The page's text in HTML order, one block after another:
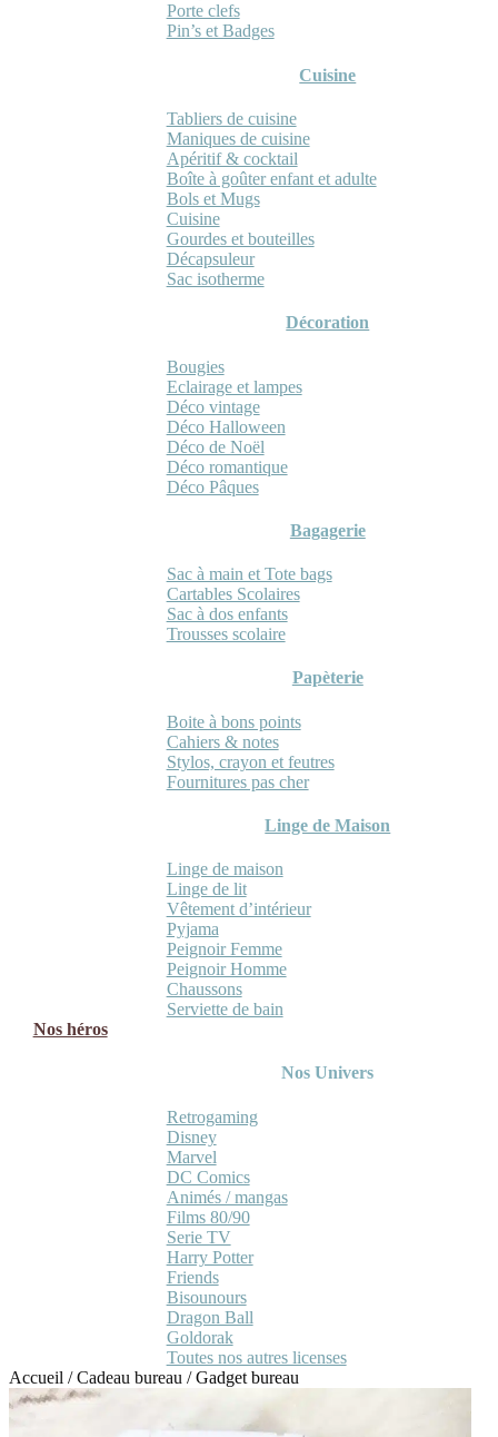
Porte clefs
Pin’s et Badges
Cuisine
Tabliers de cuisine
Maniques de cuisine
Apéritif & cocktail
Boîte à goûter enfant et adulte
Bols et Mugs
Cuisine
Gourdes et bouteilles
Décapsuleur
Sac isotherme
Décoration
Bougies
Eclairage et lampes
Déco vintage
Déco Halloween
Déco de Noël
Déco romantique
Déco Pâques
Bagagerie
Sac à main et Tote bags
Cartables Scolaires
Sac à dos enfants
Trousses scolaire
Papèterie
Boite à bons points
Cahiers & notes
Stylos, crayon et feutres
Fournitures pas cher
Linge de Maison
Linge de maison
Linge de lit
Vêtement d’intérieur
Pyjama
Peignoir Femme
Peignoir Homme
Chaussons
Serviette de bain
Nos héros
Nos Univers
Retrogaming
Disney
Marvel
DC Comics
Animés / mangas
Films 80/90
Serie TV
Harry Potter
Friends
Bisounours
Dragon Ball
Goldorak
Toutes nos autres licenses
Accueil /Cadeau bureau /Gadget bureau